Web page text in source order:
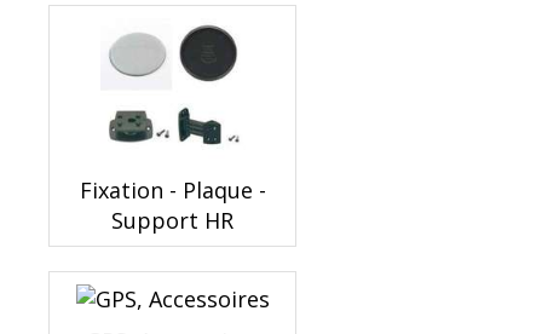
Fixation - Plaque -
Support HR